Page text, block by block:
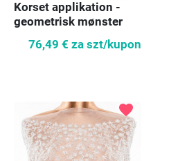
Korset applikation -
geometrisk mønster
76,49 € za szt/kupon
favorite